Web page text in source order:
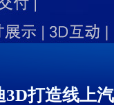
3D打造线上